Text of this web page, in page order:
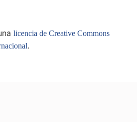
licencia de Creative Commons
.